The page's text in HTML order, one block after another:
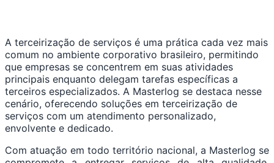
A terceirização de serviços é uma prática cada vez mais
comum no ambiente corporativo brasileiro, permitindo
que empresas se concentrem em suas atividades
principais enquanto delegam tarefas específicas a
terceiros especializados. A Masterlog se destaca nesse
cenário, oferecendo soluções em terceirização de
serviços com um atendimento personalizado,
envolvente e dedicado.
Com atuação em todo território nacional, a Masterlog se